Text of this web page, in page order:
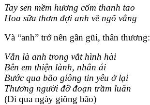
Tay sen mềm hương cốm thanh tao
Hoa sữa thơm đợi anh về ngõ vắng
Và “anh” trở nên gần gũi, thân thương:
Vẫn là anh trong vắt hình hài
Bên em thiện lành, nhân ái
Bước qua bão giông tin yêu ở lại
Thương người đỡ đoạn trầm luân
(Đi qua ngày giông bão)